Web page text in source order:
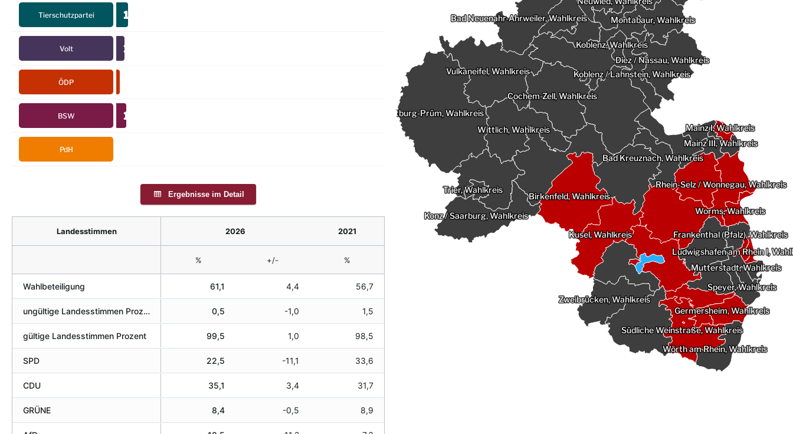
Tierschutzpartei 1,7%
Volt 1,2%
ÖDP
BSW 1,5%
PdH
Ergebnisse im Detail
Landesstimmen 2026 2021
% +/- %
Wahlbeteiligung
ungültige Landesstimmen Prozent
gültige Landesstimmen Prozent
SPD
CDU
GRÜNE
61,1 4,4 56,7
0,5 -1,0 1,5
99,5 1,0 98,5
22,5 -11,1 33,6
35,1 3,4 31,7
8,4 -0,5 8,9